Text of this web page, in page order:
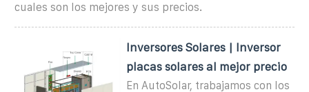
cuales son los mejores y sus precios.
Inversores Solares | Inversor
placas solares al mejor precio
En AutoSolar, trabajamos con los